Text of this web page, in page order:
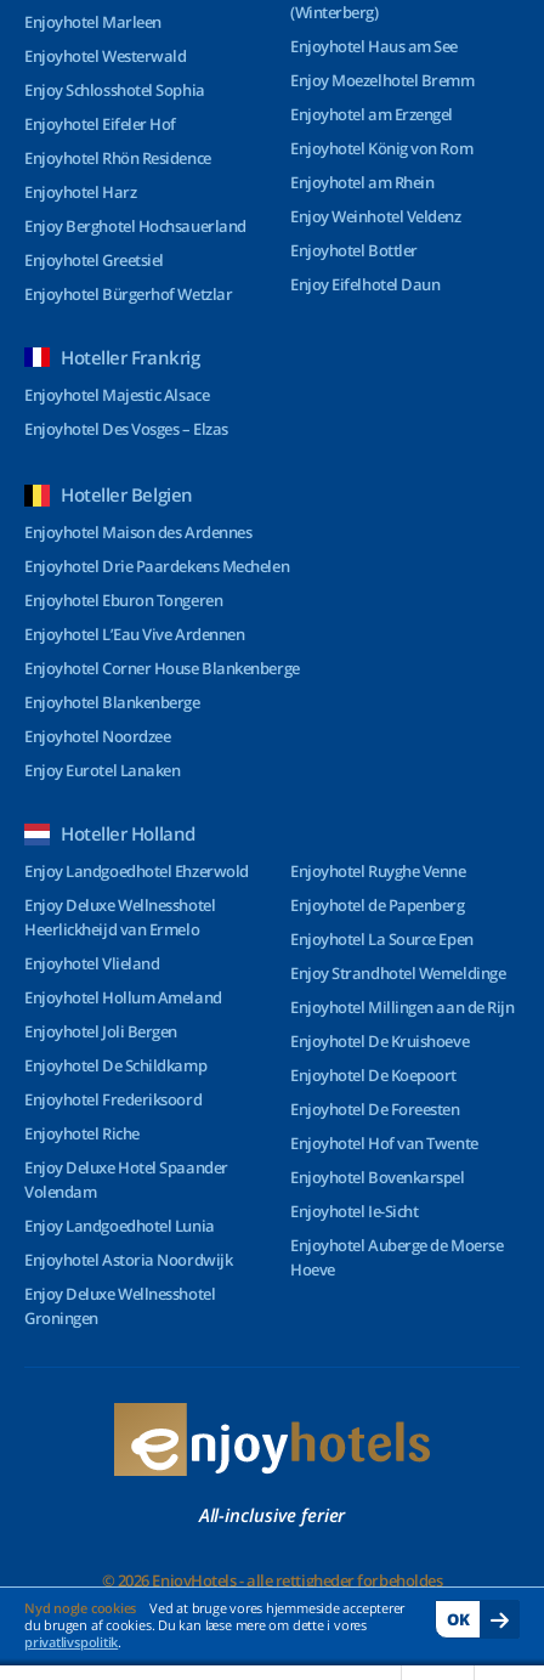
Nyd nogle cookies
Ved at bruge vores hjemmeside accepterer
du brugen af cookies. Du kan læse mere om dette i vores
privatlivspolitik.
OK
Enjoyhotel Marleen
Enjoyhotel Westerwald
Enjoy Schlosshotel Sophia
Enjoyhotel Eifeler Hof
Enjoyhotel Rhön Residence
Enjoyhotel Harz
Enjoy Berghotel Hochsauerland
Enjoyhotel Greetsiel
Enjoyhotel Bürgerhof Wetzlar
(Winterberg)
Enjoyhotel Haus am See
Enjoy Moezelhotel Bremm
Enjoyhotel am Erzengel
Enjoyhotel König von Rom
Enjoyhotel am Rhein
Enjoy Weinhotel Veldenz
Enjoyhotel Bottler
Enjoy Eifelhotel Daun
Hoteller Frankrig
Enjoyhotel Majestic Alsace
Enjoyhotel Des Vosges – Elzas
Hoteller Belgien
Enjoyhotel Maison des Ardennes
Enjoyhotel Drie Paardekens Mechelen
Enjoyhotel Eburon Tongeren
Enjoyhotel L’Eau Vive Ardennen
Enjoyhotel Corner House Blankenberge
Enjoyhotel Blankenberge
Enjoyhotel Noordzee
Enjoy Eurotel Lanaken
Hoteller Holland
Enjoy Landgoedhotel Ehzerwold
Enjoy Deluxe Wellnesshotel
Heerlickheijd van Ermelo
Enjoyhotel Vlieland
Enjoyhotel Hollum Ameland
Enjoyhotel Joli Bergen
Enjoyhotel De Schildkamp
Enjoyhotel Frederiksoord
Enjoyhotel Riche
Enjoy Deluxe Hotel Spaander
Volendam
Enjoy Landgoedhotel Lunia
Enjoyhotel Astoria Noordwijk
Enjoy Deluxe Wellnesshotel
Groningen
Enjoyhotel Ruyghe Venne
Enjoyhotel de Papenberg
Enjoyhotel La Source Epen
Enjoy Strandhotel Wemeldinge
Enjoyhotel Millingen aan de Rijn
Enjoyhotel De Kruishoeve
Enjoyhotel De Koepoort
Enjoyhotel De Foreesten
Enjoyhotel Hof van Twente
Enjoyhotel Bovenkarspel
Enjoyhotel Ie-Sicht
Enjoyhotel Auberge de Moerse
Hoeve
All-inclusive ferier
© 2026 EnjoyHotels - alle rettigheder forbeholdes